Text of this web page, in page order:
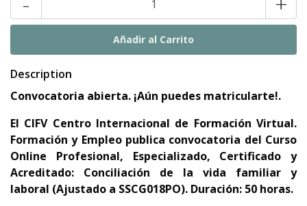
Description
Convocatoria abierta. ¡Aún puedes matricularte!.
El CIFV Centro Internacional de Formación Virtual.
Formación y Empleo publica convocatoria del Curso
Online Profesional, Especializado, Certificado y
Acreditado: Conciliación de la vida familiar y
laboral (Ajustado a SSCG018PO). Duración: 50 horas.